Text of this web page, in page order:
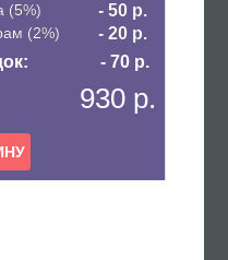
(5%) - 50 р.
(2%)
- 20 р.
- 70 р.
930 р.